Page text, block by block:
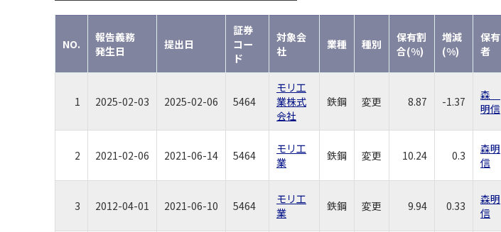
NO.
報告義務
発生日
提出日
証券
コー
ド
対象会
社
業種 種別
保有割
合(%)
増減
(%)
保有
者
1 2025-02-03 2025-02-06 5464
モリ工
業株式
会社
鉄鋼 変更 8.87 -1.37
森
明信
2 2021-02-06 2021-06-14 5464
モリ工
業
鉄鋼 変更 10.24 0.3
森明
信
3 2012-04-01 2021-06-10 5464
モリ工
業
鉄鋼 変更 9.94 0.33
森明
信